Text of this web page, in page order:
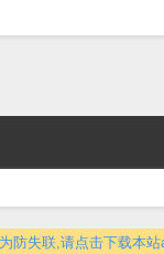
防失联,请点击下载本站